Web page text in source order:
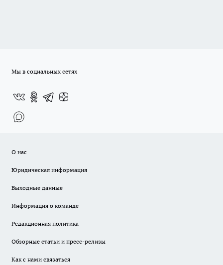
Мы в социальных сетях
О нас
Юридическая информация
Выходные данные
Информация о команде
Редакционная политика
Обзорные статьи и пресс-релизы
Как с нами связаться